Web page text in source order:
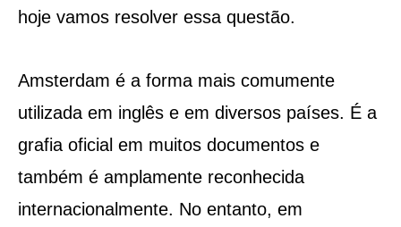
hoje vamos resolver essa questão.
Amsterdam é a forma mais comumente
utilizada em inglês e em diversos países. É a
grafia oficial em muitos documentos e
também é amplamente reconhecida
internacionalmente. No entanto, em